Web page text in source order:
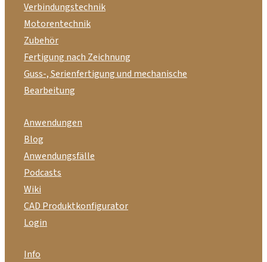
Verbindungstechnik
Motorentechnik
Zubehör
Fertigung nach Zeichnung
Guss-, Serienfertigung und mechanische
Bearbeitung
Anwendungen
Blog
Anwendungsfälle
Podcasts
Wiki
CAD Produktkonfigurator
Login
Info